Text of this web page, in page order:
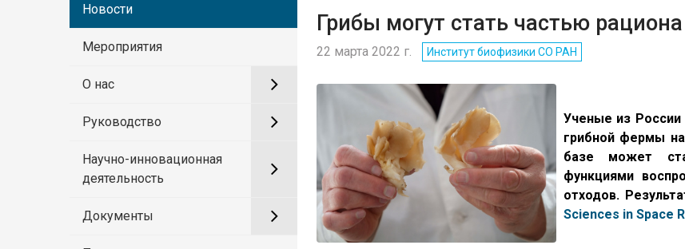
Новости
Мероприятия
О нас
Руководство
Научно-инновационная
деятельность
Документы
Грибы могут стать частью
22 марта 2022 г. Институт биофизики СО РАН
Ученые из России
грибной фермы
базе может
функциями
отходов.
Sciences in Space